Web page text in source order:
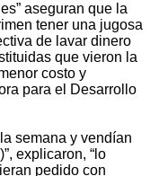
aseguran que la
tener una jugosa
de lavar dinero
que vieron la
costo y
para el Desarrollo
semana y vendían
explicaron, “lo
pedido con